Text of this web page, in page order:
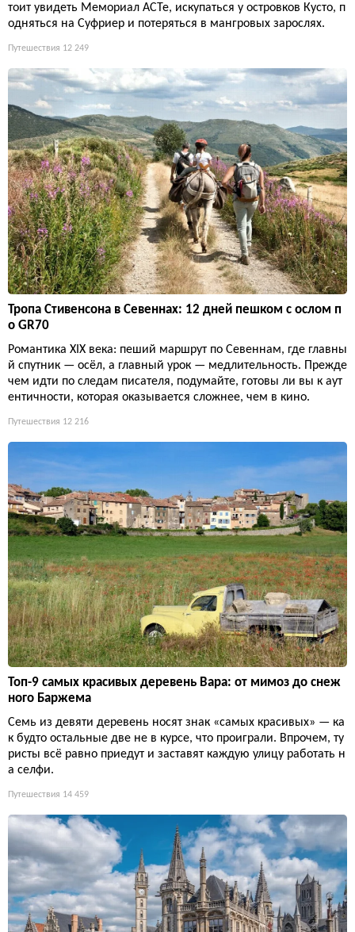
тоит увидеть Мемориал ACTe, искупаться у островков Кусто, п
одняться на Суфриер и потеряться в мангровых зарослях.
Путешествия 12 249
Тропа Стивенсона в Севеннах: 12 дней пешком с ослом п
о GR70
Романтика XIX века: пеший маршрут по Севеннам, где главны
й спутник — осёл, а главный урок — медлительность. Прежде
чем идти по следам писателя, подумайте, готовы ли вы к аут
ентичности, которая оказывается сложнее, чем в кино.
Путешествия 12 216
Топ-9 самых красивых деревень Вара: от мимоз до снеж
ного Баржема
Семь из девяти деревень носят знак «самых красивых» — ка
к будто остальные две не в курсе, что проиграли. Впрочем, ту
ристы всё равно приедут и заставят каждую улицу работать н
а селфи.
Путешествия 14 459